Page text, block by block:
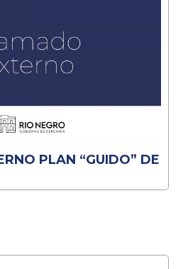
PLAN “GUIDO” DE